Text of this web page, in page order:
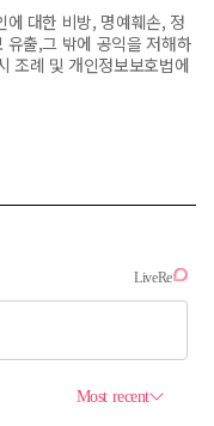
대한 비방, 명예훼손, 정
출,그 밖에 공익을 저해하
조례 및 개인정보보호법에